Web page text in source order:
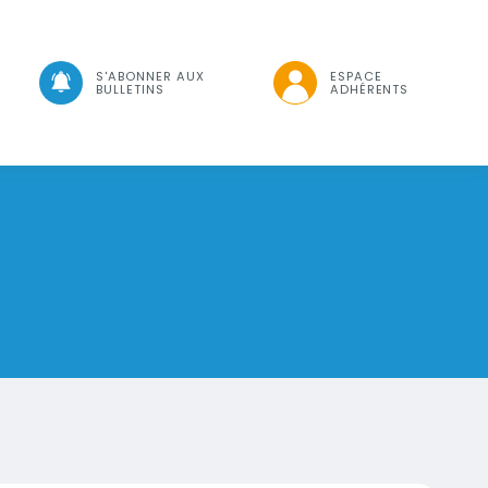
S'ABONNER AUX
BULLETINS
ESPACE
ADHÉRENTS